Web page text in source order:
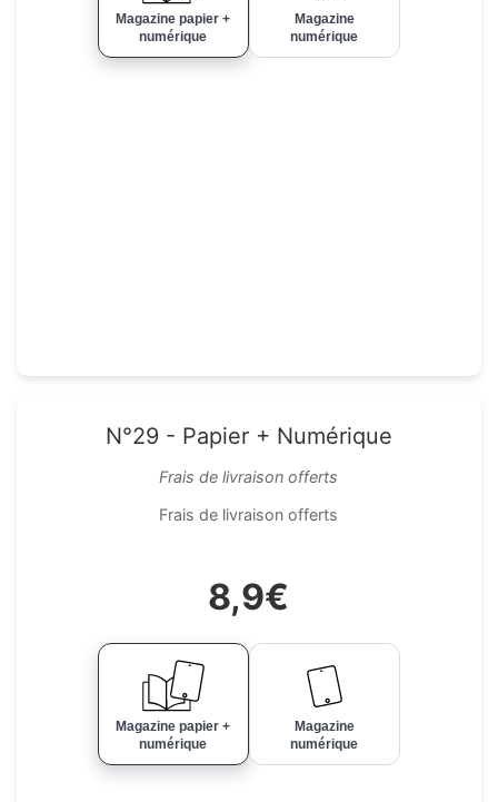
Magazine papier +
numérique
Magazine
numérique
N°29 - Papier + Numérique
Frais de livraison offerts
Frais de livraison offerts
8,9€
Magazine papier +
numérique
Magazine
numérique